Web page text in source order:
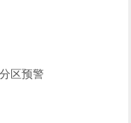
区预警